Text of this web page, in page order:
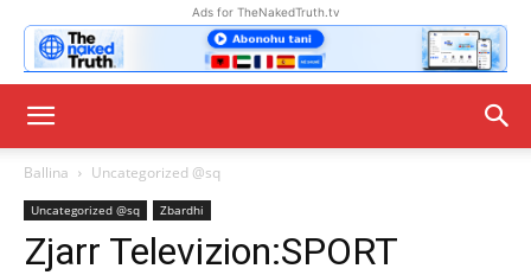
Ads for TheNakedTruth.tv
Ballina Uncategorized @sq
Uncategorized @sq Zbardhi
Zjarr Televizion:SPORT